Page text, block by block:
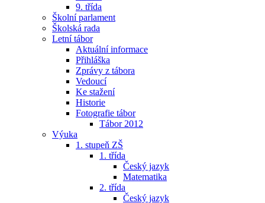
9. třída
Školní parlament
Školská rada
Letní tábor
Aktuální informace
Přihláška
Zprávy z tábora
Vedoucí
Ke stažení
Historie
Fotografie tábor
Tábor 2012
Výuka
1. stupeň ZŠ
1. třída
Český jazyk
Matematika
2. třída
Český jazyk